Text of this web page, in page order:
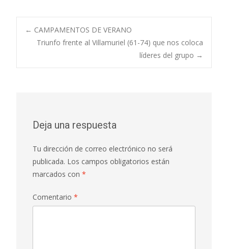
e
b
o
o
at
s
A
p
ai
l
m
p
ar
ti
Navegación
de
← CAMPAMENTOS DE VERANO
Triunfo frente al Villamuriel (61-74) que nos coloca
líderes del grupo →
Deja una respuesta
Tu dirección de correo electrónico no será
publicada. Los campos obligatorios están
marcados con *
Comentario *